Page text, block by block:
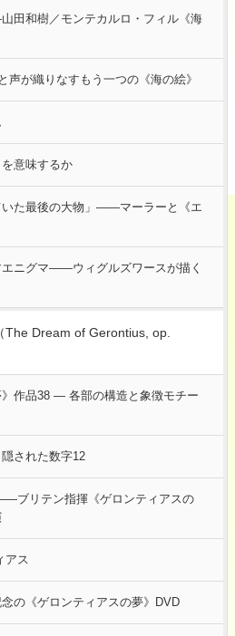
田和樹／モンテカルロ・フィル《海
が織りなすもう一つの《海の絵》
意味するか
いた最後の大物」――マーラーと《エ
ニグマ――ウィグルズワースが描く
The Dream of Gerontius, op.
》作品38 ― 各部の構造と象徴モチー
された数字12
ブリテン指揮《ゲロンティアスの
アス
の《ゲロンティアスの夢》DVD